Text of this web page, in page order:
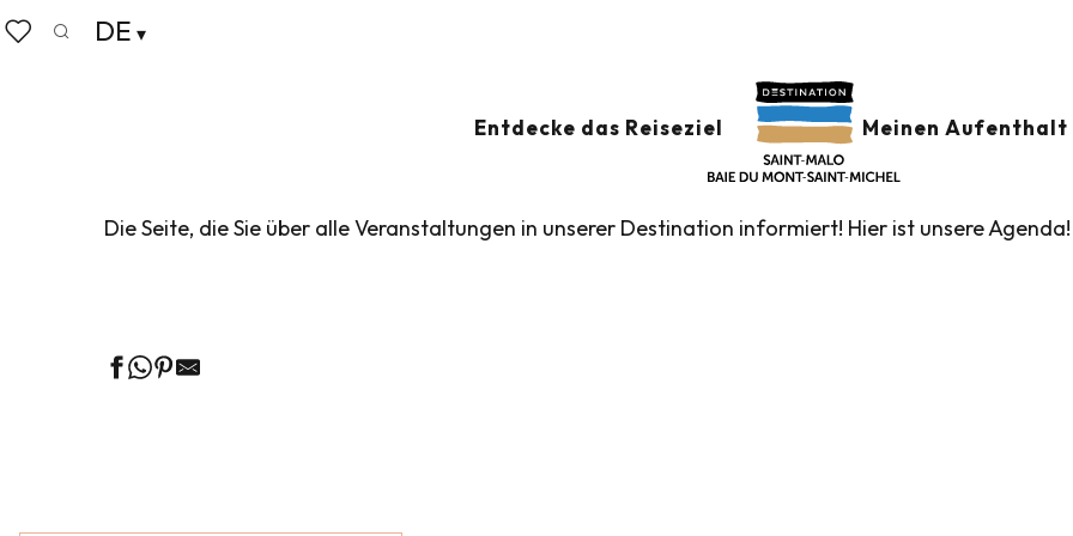
Aller
au
DE
Entdecke das Reiseziel Meinen
Startseite
VERANSTALTUNGSKALENDERAjouter
Die Seite, die Sie über alle Veranstaltungen in unserer Destination informiert! Hier ist unsere Agenda!